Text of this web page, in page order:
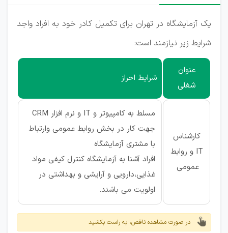
یک آزمایشگاه در تهران برای تکمیل کادر خود به افراد واجد
شرایط زیر نیازمند است:
عنوان
شغلی
شرایط احراز
کارشناس
IT و روابط
عمومی
مسلط به کامپیوتر و IT و نرم افزار CRM
جهت کار در بخش روابط عمومی وارتباط
با مشتری آزمایشگاه
افراد آشنا به آزمایشگاه کنترل کیفی مواد
غذایی،دارویی و آرایشی و بهداشتی در
اولویت می باشند.
در صورت مشاهده ناقص، به راست بکشید